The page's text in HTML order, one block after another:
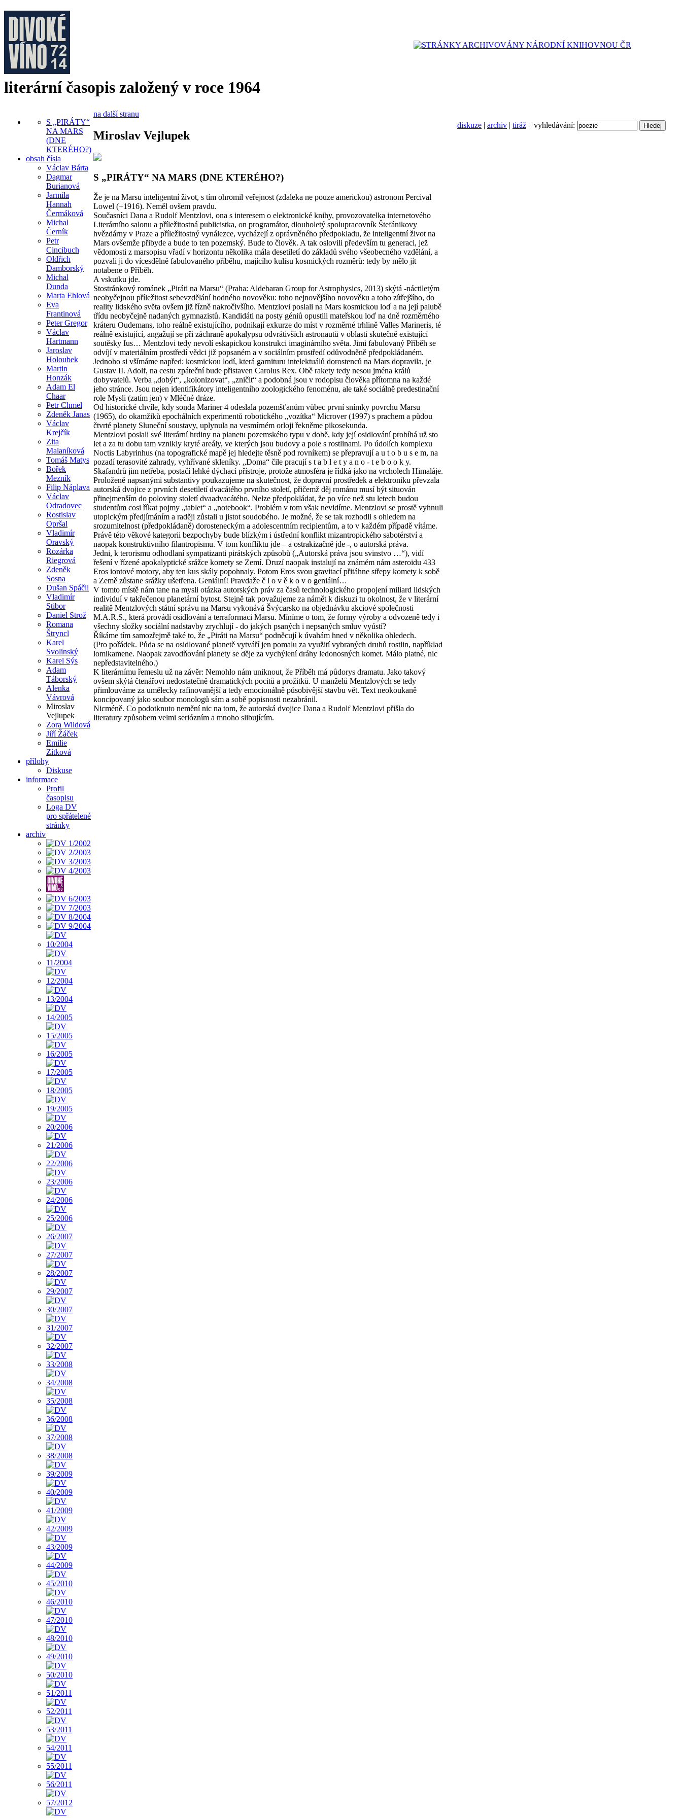
literární časopis založený v roce 1964
diskuze | archiv | tiráž | vyhledávání:
S „PIRÁTY“
NA MARS
(DNE
KTERÉHO?)
obsah čísla
Václav Bárta
Dagmar
Burianová
Jarmila
Hannah
Čermáková
Michal
Černík
Petr
Cincibuch
Oldřich
Damborský
Michal
Dunda
Marta Ehlová
Eva
Frantinová
Peter Gregor
Václav
Hartmann
Jaroslav
Holoubek
Martin
Honzák
Adam El
Chaar
Petr Chmel
Zdeněk Janas
Václav
Krejčík
Zita
Malaníková
Tomáš Matys
Bořek
Mezník
Filip Náplava
Václav
Odradovec
Rostislav
Opršal
Vladimír
Oravský
Rozárka
Riegrová
Zdeněk
Sosna
Dušan Spáčil
Vladimír
Stibor
Daniel Strož
Romana
Štryncl
Karel
Svolinský
Karel Sýs
Adam
Táborský
Alenka
Vávrová
Miroslav
Vejlupek
Zora Wildová
Jiří Žáček
Emilie
Zítková
přílohy
Diskuse
informace
Profil
časopisu
Loga DV
pro spřátelené
stránky
archiv
na další stranu
Miroslav Vejlupek
S „PIRÁTY“ NA MARS (DNE KTERÉHO?)
Že je na Marsu inteligentní život, s tím ohromil veřejnost (zdaleka ne pouze americkou) astronom Percival
Lowel (+1916). Neměl ovšem pravdu.
Současníci Dana a Rudolf Mentzlovi, ona s interesem o elektronické knihy, provozovatelka internetového
Literárního salonu a příležitostná publicistka, on programátor, dlouholetý spolupracovník Štefánikovy
hvězdárny v Praze a příležitostný vynálezce, vycházejí z oprávněného předpokladu, že inteligentní život na
Mars ovšemže přibyde a bude to ten pozemský. Bude to člověk. A tak oslovili především tu generaci, jež
vědomosti z marsopisu vřadí v horizontu několika mála desetiletí do základů svého všeobecného vzdělání, a
pozvali ji do vícesdělně fabulovaného příběhu, majícího kulisu kosmických rozměrů: tedy by mělo jít
notabene o Příběh.
A vskutku jde.
Stostránkový románek „Piráti na Marsu“ (Praha: Aldebaran Group for Astrophysics, 2013) skýtá -náctiletým
neobyčejnou příležitost sebevzdělání hodného novověku: toho nejnovějšího novověku a toho zítřejšího, do
reality lidského světa ovšem již řízně nakročivšího. Mentzlovi poslali na Mars kosmickou loď a na její palubě
třídu neobyčejně nadaných gymnazistů. Kandidáti na posty géniů opustili mateřskou loď na dně rozměrného
kráteru Oudemans, toho reálně existujícího, podnikají exkurze do míst v rozměrné trhlině Valles Marineris, té
reálně existující, angažují se při záchraně apokalypsu odvrátivších astronautů v oblasti skutečně existující
soutěsky Ius… Mentzlovi tedy nevolí eskapickou konstrukci imaginárního světa. Jimi fabulovaný Příběh se
odvíjí v materiálním prostředí vědci již popsaném a v sociálním prostředí odůvodněně předpokládaném.
Jednoho si všímáme napřed: kosmickou lodí, která garnituru intelektuálů dorostenců na Mars dopravila, je
Gustav II. Adolf, na cestu zpáteční bude přistaven Carolus Rex. Obě rakety tedy nesou jména králů
dobyvatelů. Verba „dobýt“, „kolonizovat“, „zničit“ a podobná jsou v rodopisu člověka přítomna na každé
jeho stránce. Jsou nejen identifikátory inteligentního zoologického fenoménu, ale také sociálně predestinační
role Mysli (zatím jen) v Mléčné dráze.
Od historické chvíle, kdy sonda Mariner 4 odeslala pozemšťanům vůbec první snímky povrchu Marsu
(1965), do okamžiků epochálních experimentů robotického „vozítka“ Microver (1997) s prachem a půdou
čtvrté planety Sluneční soustavy, uplynula na vesmírném orloji řekněme pikosekunda.
Mentzlovi poslali své literární hrdiny na planetu pozemského typu v době, kdy její osidlování probíhá už sto
let a za tu dobu tam vznikly kryté areály, ve kterých jsou budovy a pole s rostlinami. Po údolích komplexu
Noctis Labyrinhus (na topografické mapě jej hledejte těsně pod rovníkem) se přepravují a u t o b u s e m, na
pozadí terasovité zahrady, vyhřívané skleníky. „Doma“ čile pracují s t a b l e t y a n o - t e b o o k y.
Skafandrů jim netřeba, postačí lehké dýchací přístroje, protože atmosféra je řídká jako na vrcholech Himaláje.
Proloženě napsanými substantivy poukazujeme na skutečnost, že dopravní prostředek a elektroniku převzala
autorská dvojice z prvních desetiletí dvacátého prvního století, přičemž děj románu musí být situován
přinejmenším do poloviny století dvaadvacátého. Nelze předpokládat, že po více než stu letech budou
studentům cosi říkat pojmy „tablet“ a „notebook“. Problém v tom však nevidíme. Mentzlovi se prostě vyhnuli
utopickým předjímáním a raději zůstali u jistot soudobého. Je možné, že se tak rozhodli s ohledem na
srozumitelnost (předpokládaně) dorosteneckým a adolescentním recipientům, a to v každém případě vítáme.
Právě této věkové kategorii bezpochyby bude blízkým i ústřední konflikt mizantropického sabotérství a
naopak konstruktivního filantropismu. V tom konfliktu jde – a ostrakizačně jde -, o autorská práva.
Jedni, k terorismu odhodlaní sympatizanti pirátských způsobů („Autorská práva jsou svinstvo …“), vidí
řešení v řízené apokalyptické srážce komety se Zemí. Druzí naopak instalují na známém nám asteroidu 433
Eros iontové motory, aby ten kus skály popohnaly. Potom Eros svou gravitací přitáhne střepy komety k sobě
a Země zůstane srážky ušetřena. Geniální! Pravdaže č l o v ě k o v o geniální…
V tomto místě nám tane na mysli otázka autorských práv za časů technologického propojení miliard lidských
individuí v takřečenou planetární bytost. Stejně tak považujeme za námět k diskuzi tu okolnost, že v literární
realitě Mentzlových státní správu na Marsu vykonává Švýcarsko na objednávku akciové společnosti
M.A.R.S., která provádí osidlování a terraformaci Marsu. Míníme o tom, že formy výroby a odvozeně tedy i
všechny složky sociální nadstavby zrychlují - do jakých psaných i nepsaných smluv vyústí?
Říkáme tím samozřejmě také to, že „Piráti na Marsu“ podněcují k úvahám hned v několika ohledech.
(Pro pořádek. Půda se na osidlované planetě vytváří jen pomalu za využití vybraných druhů rostlin, například
lomikamene. Naopak zavodňování planety se děje za vychýlení dráhy ledonosných komet. Málo platné, nic
nepředstavitelného.)
K literárnímu řemeslu už na závěr: Nemohlo nám uniknout, že Příběh má půdorys dramatu. Jako takový
ovšem skýtá čtenářovi nedostatečně dramatických pocitů a prožitků. U manželů Mentzlových se tedy
přimlouváme za umělecky rafinovanější a tedy emocionálně působivější stavbu vět. Text neokoukaně
koncipovaný jako soubor monologů sám a sobě popisnosti nezabránil.
Nicméně. Co podotknuto nemění nic na tom, že autorská dvojice Dana a Rudolf Mentzlovi přišla do
literatury způsobem velmi seriózním a mnoho slibujícím.